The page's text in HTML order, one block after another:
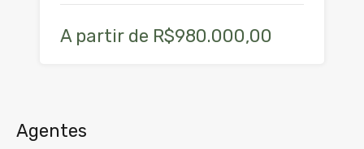
A partir de R$980.000,00
Agentes